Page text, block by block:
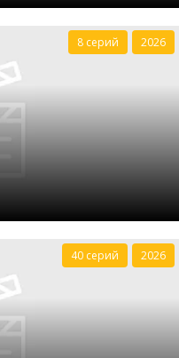
8 серий 2026
40 серий 2026